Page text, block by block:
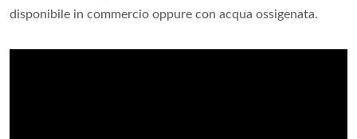
disponibile in commercio oppure con acqua ossigenata.